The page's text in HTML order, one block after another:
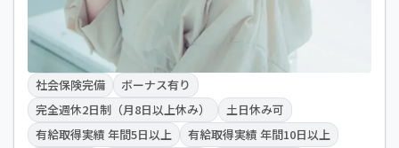
社会保険完備
ボーナス有り
完全週休2日制（月8日以上休み）
土日休み可
有給取得実績 年間5日以上
有給取得実績 年間10日以上